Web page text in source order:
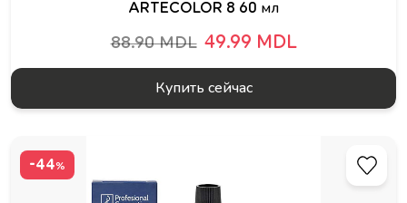
ARTECOLOR 8 60 мл
88.90 MDL 49.99 MDL
Купить сейчас
-44%